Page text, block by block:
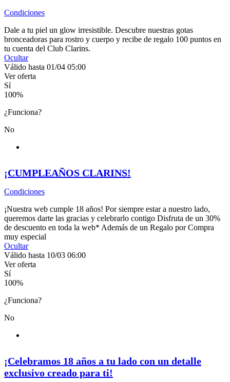
Condiciones
Dale a tu piel un glow irresistible. Descubre nuestras gotas
bronceadoras para rostro y cuerpo y recibe de regalo 100 puntos en
tu cuenta del Club Clarins.
Ocultar
Válido hasta 01/04 05:00
Ver oferta
Sí
100%
¿Funciona?
No
¡CUMPLEAÑOS CLARINS!
Condiciones
¡Nuestra web cumple 18 años! Por siempre estar a nuestro lado,
queremos darte las gracias y celebrarlo contigo Disfruta de un 30%
de descuento en toda la web* Además de un Regalo por Compra
muy especial
Ocultar
Válido hasta 10/03 06:00
Ver oferta
Sí
100%
¿Funciona?
No
¡Celebramos 18 años a tu lado con un detalle
exclusivo creado para ti!